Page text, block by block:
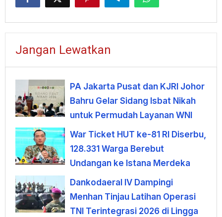
Jangan Lewatkan
PA Jakarta Pusat dan KJRI Johor
Bahru Gelar Sidang Isbat Nikah
untuk Permudah Layanan WNI
War Ticket HUT ke-81 RI Diserbu,
128.331 Warga Berebut
Undangan ke Istana Merdeka
Dankodaeral IV Dampingi
Menhan Tinjau Latihan Operasi
TNI Terintegrasi 2026 di Lingga